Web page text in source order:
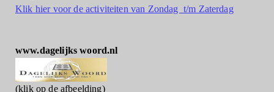
Klik hier voor de activiteiten van Zondag t/m Zaterdag
www.dagelijks woord.nl
(klik op de afbeelding)